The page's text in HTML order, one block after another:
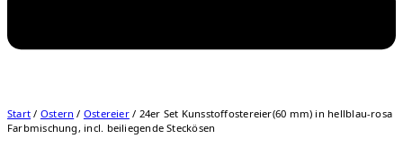
Start / Ostern / Ostereier/ 24er Set Kunsstoffostereier(60 mm) in hellblau-rosa
Farbmischung, incl. beiliegende Steckösen